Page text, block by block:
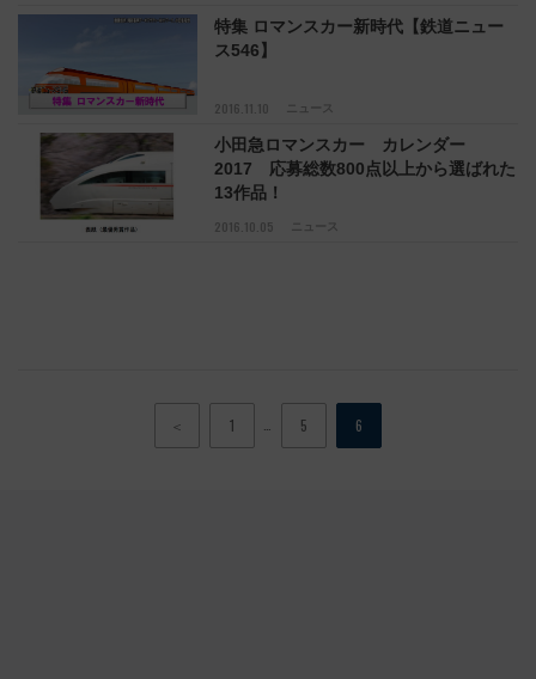
2016.11.10 ニュース
特集 ロマンスカー新時代【鉄道ニュー
ス546】
2016.10.05 ニュース
小田急ロマンスカー カレンダー
2017 応募総数800点以上から選ばれた
13作品！
＜ 1 5 6